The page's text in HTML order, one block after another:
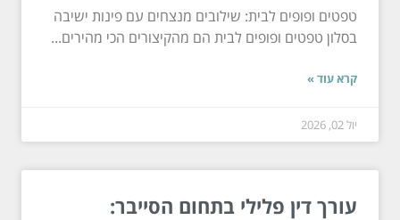
טפטים ופופים לבית: שילובים מנצחים עם פינות ישיבה
בסלון טפטים ופופים לבית הם מהקיצורים הכי מהירים...
קרא עוד »
יול 02, 2026
עורך דין פלילי בתחום הסייבר: